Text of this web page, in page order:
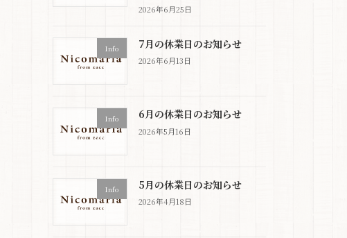
2026年6月25日
Info 7月の休業日のお知らせ
2026年6月13日
Info 6月の休業日のお知らせ
2026年5月16日
Info 5月の休業日のお知らせ
2026年4月18日